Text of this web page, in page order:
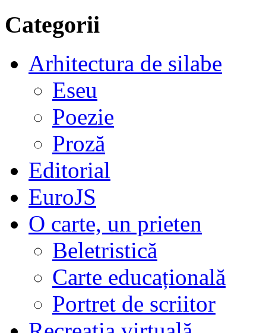
Categorii
Arhitectura de silabe
Eseu
Poezie
Proză
Editorial
EuroJS
O carte, un prieten
Beletristică
Carte educațională
Portret de scriitor